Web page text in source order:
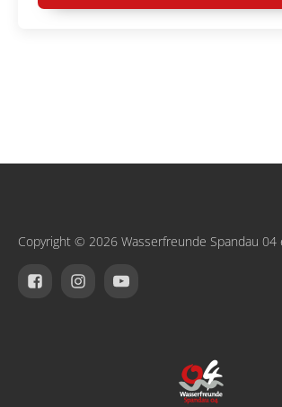
Copyright © 2026 Wasserfreunde Spandau 04